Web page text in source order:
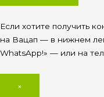
Если хотите получить
на Вацап — в нижнем
WhatsApp!» — или на
×